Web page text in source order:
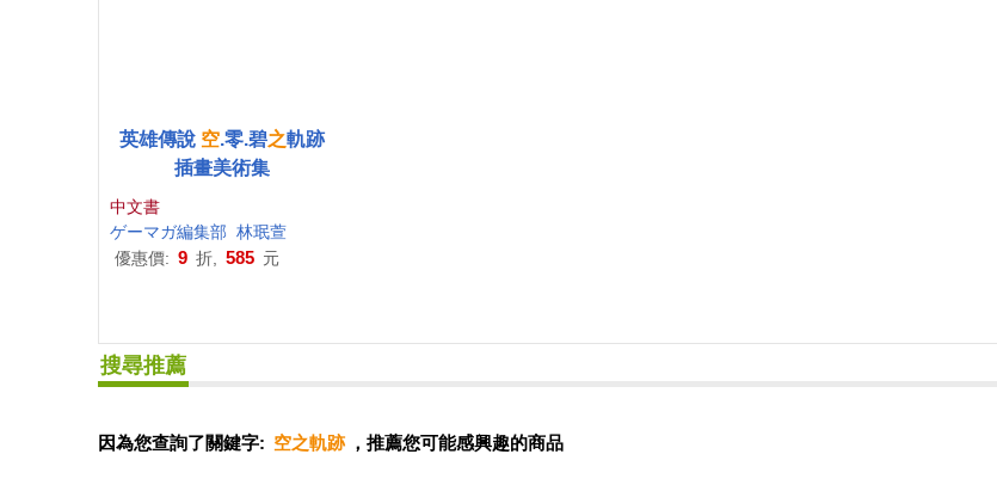
英雄傳說 空.零.碧之軌跡
插畫美術集
中文書
ゲーマガ編集部 林珉萱
優惠價: 9 折, 585 元
搜尋推薦
因為您查詢了關鍵字: 空之軌跡 ，推薦您可能感興趣的商品